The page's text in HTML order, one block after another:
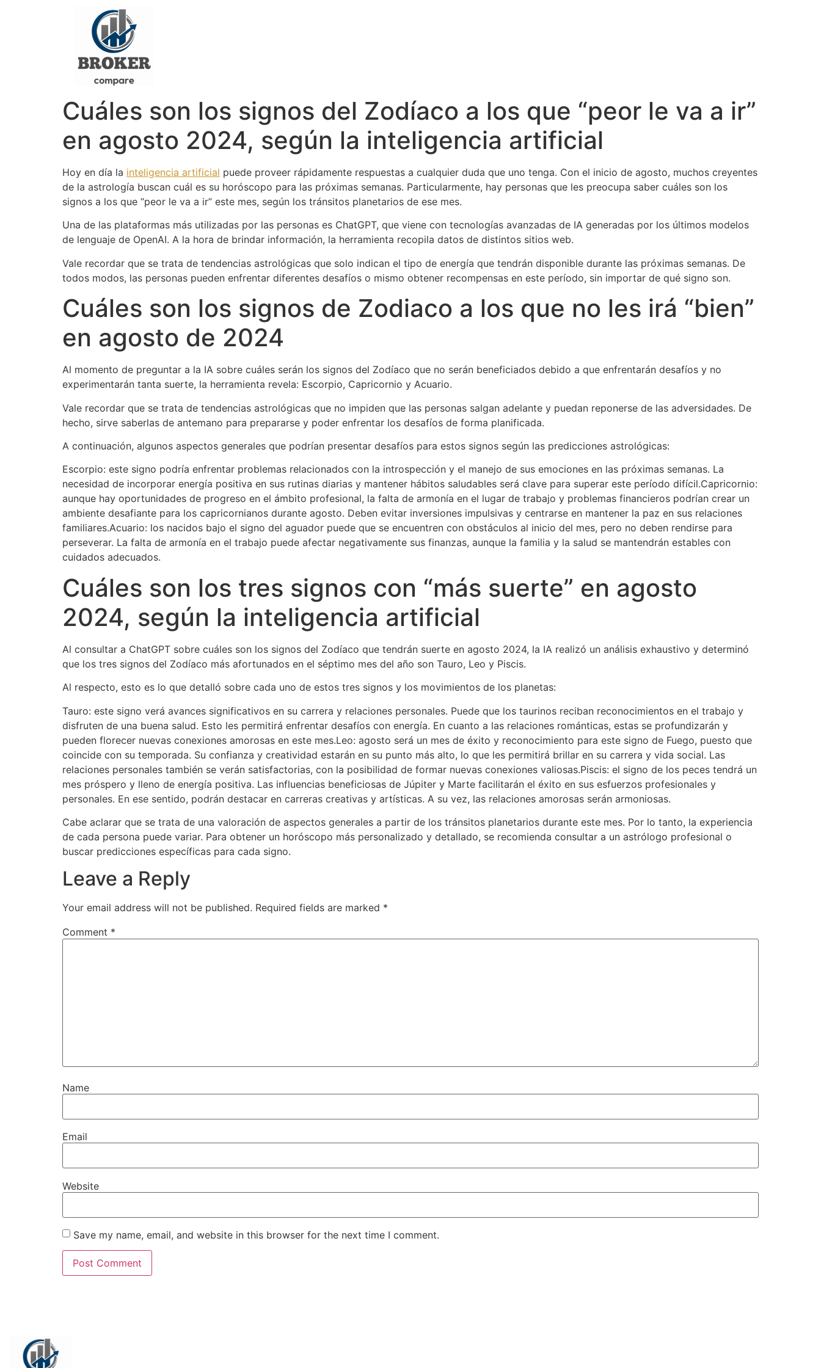
Cuáles son los signos del Zodíaco a los que “peor le va a ir”
en agosto 2024, según la inteligencia artificial
Hoy en día la inteligencia artificial puede proveer rápidamente respuestas a cualquier duda que uno tenga. Con el inicio de agosto, muchos creyentes
de la astrología buscan cuál es su horóscopo para las próximas semanas. Particularmente, hay personas que les preocupa saber cuáles son los
signos a los que “peor le va a ir” este mes, según los tránsitos planetarios de ese mes.
Una de las plataformas más utilizadas por las personas es ChatGPT, que viene con tecnologías avanzadas de IA generadas por los últimos modelos
de lenguaje de OpenAI. A la hora de brindar información, la herramienta recopila datos de distintos sitios web.
Vale recordar que se trata de tendencias astrológicas que solo indican el tipo de energía que tendrán disponible durante las próximas semanas. De
todos modos, las personas pueden enfrentar diferentes desafíos o mismo obtener recompensas en este período, sin importar de qué signo son.
Cuáles son los signos de Zodiaco a los que no les irá “bien”
en agosto de 2024
Al momento de preguntar a la IA sobre cuáles serán los signos del Zodíaco que no serán beneficiados debido a que enfrentarán desafíos y no
experimentarán tanta suerte, la herramienta revela: Escorpio, Capricornio y Acuario.
Vale recordar que se trata de tendencias astrológicas que no impiden que las personas salgan adelante y puedan reponerse de las adversidades. De
hecho, sirve saberlas de antemano para prepararse y poder enfrentar los desafíos de forma planificada.
A continuación, algunos aspectos generales que podrían presentar desafíos para estos signos según las predicciones astrológicas:
Escorpio: este signo podría enfrentar problemas relacionados con la introspección y el manejo de sus emociones en las próximas semanas. La
necesidad de incorporar energía positiva en sus rutinas diarias y mantener hábitos saludables será clave para superar este período difícil.Capricornio:
aunque hay oportunidades de progreso en el ámbito profesional, la falta de armonía en el lugar de trabajo y problemas financieros podrían crear un
ambiente desafiante para los capricornianos durante agosto. Deben evitar inversiones impulsivas y centrarse en mantener la paz en sus relaciones
familiares.Acuario: los nacidos bajo el signo del aguador puede que se encuentren con obstáculos al inicio del mes, pero no deben rendirse para
perseverar. La falta de armonía en el trabajo puede afectar negativamente sus finanzas, aunque la familia y la salud se mantendrán estables con
cuidados adecuados.
Cuáles son los tres signos con “más suerte” en agosto
2024, según la inteligencia artificial
Al consultar a ChatGPT sobre cuáles son los signos del Zodíaco que tendrán suerte en agosto 2024, la IA realizó un análisis exhaustivo y determinó
que los tres signos del Zodíaco más afortunados en el séptimo mes del año son Tauro, Leo y Piscis.
Al respecto, esto es lo que detalló sobre cada uno de estos tres signos y los movimientos de los planetas:
Tauro: este signo verá avances significativos en su carrera y relaciones personales. Puede que los taurinos reciban reconocimientos en el trabajo y
disfruten de una buena salud. Esto les permitirá enfrentar desafíos con energía. En cuanto a las relaciones románticas, estas se profundizarán y
pueden florecer nuevas conexiones amorosas en este mes.Leo: agosto será un mes de éxito y reconocimiento para este signo de Fuego, puesto que
coincide con su temporada. Su confianza y creatividad estarán en su punto más alto, lo que les permitirá brillar en su carrera y vida social. Las
relaciones personales también se verán satisfactorias, con la posibilidad de formar nuevas conexiones valiosas.Piscis: el signo de los peces tendrá un
mes próspero y lleno de energía positiva. Las influencias beneficiosas de Júpiter y Marte facilitarán el éxito en sus esfuerzos profesionales y
personales. En ese sentido, podrán destacar en carreras creativas y artísticas. A su vez, las relaciones amorosas serán armoniosas.
Cabe aclarar que se trata de una valoración de aspectos generales a partir de los tránsitos planetarios durante este mes. Por lo tanto, la experiencia
de cada persona puede variar. Para obtener un horóscopo más personalizado y detallado, se recomienda consultar a un astrólogo profesional o
buscar predicciones específicas para cada signo.
Leave a Reply
Your email address will not be published. Required fields are marked *
Comment *
Name
Email
Website
Save my name, email, and website in this browser for the next time I comment.